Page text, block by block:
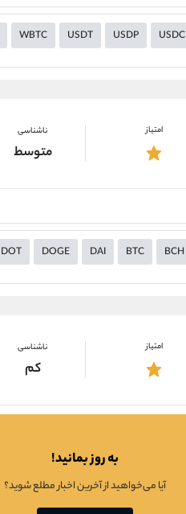
WBTC USDT USDP USDC
امتیاز ناشناسی
متوسط
DOT DOGE DAI BTC BCH
امتیاز ناشناسی
کم
XYM XWCبه روز بمانید!
آیا می‌خواهید از آخرین اخبار مطلع شوید؟